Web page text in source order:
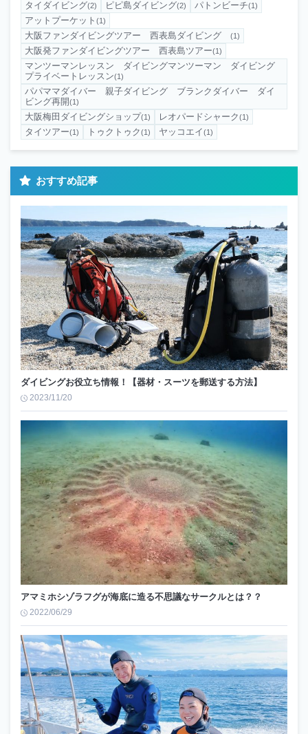
タイダイビング(2) ピピ島ダイビング(2) パトンビーチ(1)
アットプーケット (1)
大阪ファンダイビングツアー 西表島ダイビング (1)
大阪発ファンダイビングツアー 西表島ツアー(1)
マンツーマンレッスン ダイビングマンツーマン ダイビング
プライベートレッスン(1)
パパママダイバー 親子ダイビング ブランクダイバー ダイ
ビング再開(1)
大阪梅田ダイビングショップ(1) レオパードシャーク(1)
タイツアー(1) トゥクトゥク(1) ヤッコエイ(1)
おすすめ記事
ダイビングお役立ち情報！【器材・スーツを郵送する方法】
2023/11/20
アマミホシゾラフグが海底に造る不思議なサークルとは？？
2022/06/29